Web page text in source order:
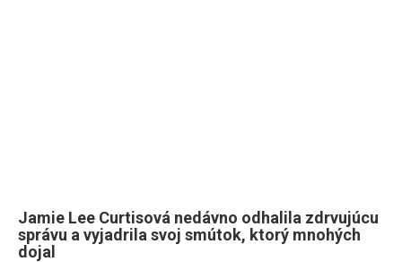
Jamie Lee Curtisová nedávno odhalila zdrvujúcu
správu a vyjadrila svoj smútok, ktorý mnohých
dojal